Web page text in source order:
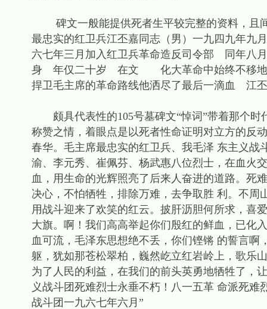
碑文一般能提供死者生平较完整的资料，且
最忠实的红卫兵江丕嘉同志（男）一九四九年
六七年三月加入红卫兵革命造反司令部 同年八
身 年仅二十岁 在文 化大革命中始终不移地
捍卫毛主席的革命路线他洒尽了最后一滴血 江
颇具代表性的105号墓碑文“悼词”带着那个时
称赞之情，着眼点是以死者性命证明对立方的反
春华。毛主席最忠实的红卫兵、我毛泽 东主义
渝、李元秀、崔佩芬、杨武惠八位烈士，在血火
血，用生命的光辉照亮了后来人奋进的道路。死
决心，不怕牺牲，排除万难，去争取胜 利。不
用战斗迎来了欢笑的红云。披肝沥胆何所求，喜
大旗。啊！我们高高举起你们殷红的鲜血，已化
血可流，毛泽东思想绝不丢，你们铿锵 的誓言
躯，犹如那苍松翠柏，巍然屹立红岩岭上，歌乐
为了人民的利益，在我们的前头英勇地牺牲了，
义战斗团死难烈士永垂不朽！八一五革 命派死
战斗团一九六七年六月”